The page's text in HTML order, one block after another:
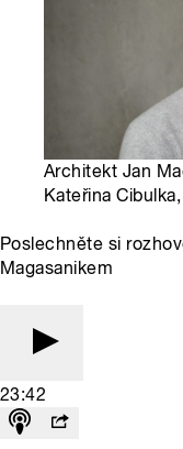
Architekt Jan
Kateřina
Poslechněte si
Magasanikem
23:42